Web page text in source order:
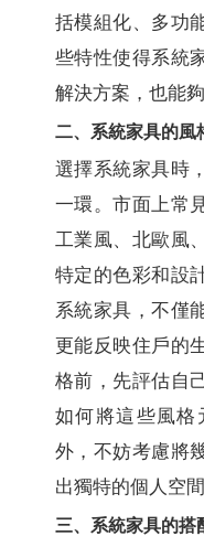
括模組化、多功
些特性使得系統
解決方案，也能
二、系統家具的風
選擇系統家具時
一環。市面上常
工業風、北歐風
特定的色彩和設
系統家具，不僅
更能反映住戶的
格前，先評估自
如何將這些風格
外，不妨考慮將
出獨特的個人空間
三、系統家具的搭